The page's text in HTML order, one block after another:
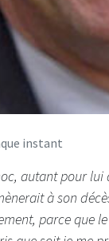
instant
autant pour lui
à son
parce que